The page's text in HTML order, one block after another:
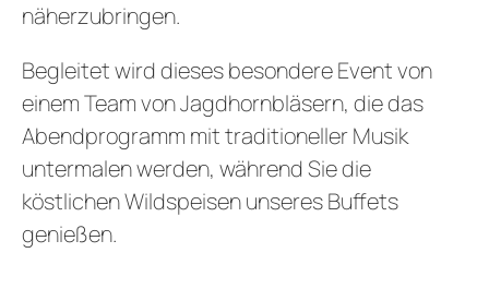
näherzubringen.
Begleitet wird dieses besondere Event von
einem Team von Jagdhornbläsern, die das
Abendprogramm mit traditioneller Musik
untermalen werden, während Sie die
köstlichen Wildspeisen unseres Buffets
genießen.